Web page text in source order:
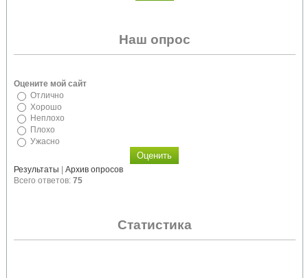
Наш опрос
Оцените мой сайт
Отлично
Хорошо
Неплохо
Плохо
Ужасно
Результаты | Архив опросов
Всего ответов: 75
Статистика